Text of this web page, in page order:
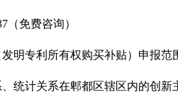
（免费咨询）
明专利所有权购买补贴）申报范
统计关系在郫都区辖区内的创